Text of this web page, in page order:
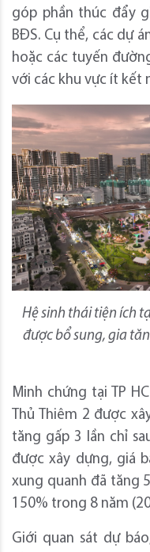
góp phần thúc đẩy
BĐS. Cụ thể, các dự
hoặc các tuyến
với các khu vực ít kết
Hệ sinh thái tiện ích
được bổ sung, gia
Minh chứng tại TP
Thủ Thiêm 2 được
tăng gấp 3 lần chỉ
được xây dựng, giá
xung quanh đã tăng
150% trong 8 năm
Giới quan sát dự